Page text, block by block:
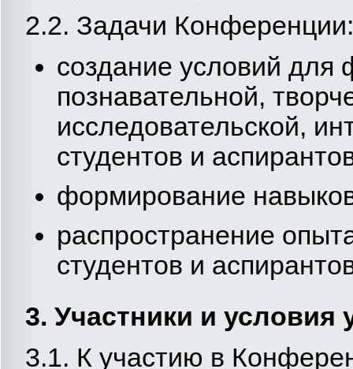
2.2. Задачи Конференции:
создание условий для
познавательной,
исследовательской,
студентов и
формирование
распространение
студентов и
3. Участники и
3.1. К участию в